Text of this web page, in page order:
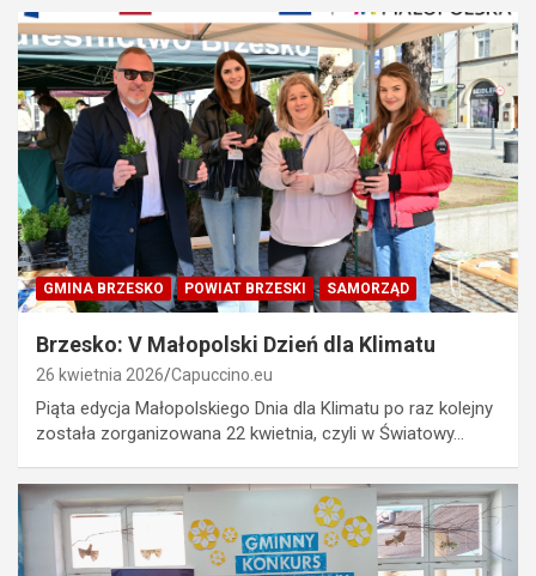
GMINA BRZESKO POWIAT BRZESKI SAMORZĄD
Brzesko: V Małopolski Dzień dla Klimatu
26 kwietnia 2026 Capuccino.eu
Piąta edycja Małopolskiego Dnia dla Klimatu po raz kolejny
została zorganizowana 22 kwietnia, czyli w Światowy…